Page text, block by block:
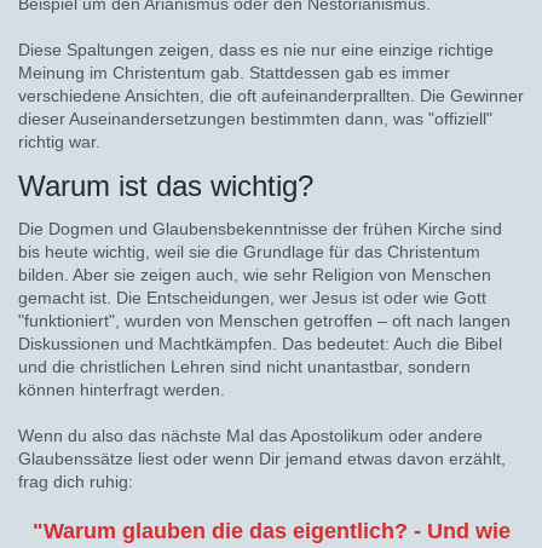
Beispiel um den Arianismus oder den Nestorianismus.
Diese Spaltungen zeigen, dass es nie nur eine einzige richtige
Meinung im Christentum gab. Stattdessen gab es immer
verschiedene Ansichten, die oft aufeinanderprallten. Die Gewinner
dieser Auseinandersetzungen bestimmten dann, was "offiziell"
richtig war.
Warum ist das wichtig?
Die Dogmen und Glaubensbekenntnisse der frühen Kirche sind
bis heute wichtig, weil sie die Grundlage für das Christentum
bilden. Aber sie zeigen auch, wie sehr Religion von Menschen
gemacht ist. Die Entscheidungen, wer Jesus ist oder wie Gott
"funktioniert", wurden von Menschen getroffen – oft nach langen
Diskussionen und Machtkämpfen. Das bedeutet: Auch die Bibel
und die christlichen Lehren sind nicht unantastbar, sondern
können hinterfragt werden.
Wenn du also das nächste Mal das Apostolikum oder andere
Glaubenssätze liest oder wenn Dir jemand etwas davon erzählt,
frag dich ruhig:
"Warum glauben die das eigentlich? - Und wie